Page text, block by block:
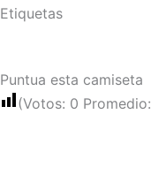
Etiquetas
Puntua esta camiseta
(Votos: 0 Promedio: